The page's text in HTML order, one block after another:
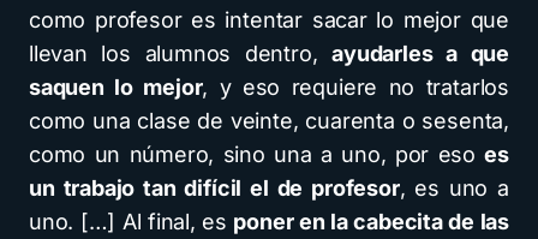
como profesor es intentar sacar lo mejor que
llevan los alumnos dentro,ayudarles a que
saquen lo mejor, y eso requiere no tratarlos
como una clase de veinte, cuarenta o sesenta,
como un número, sino una a uno, por esoes
un trabajo tan difícil el de profesor, es uno a
uno. […] Al final, es poner en la cabecita de las